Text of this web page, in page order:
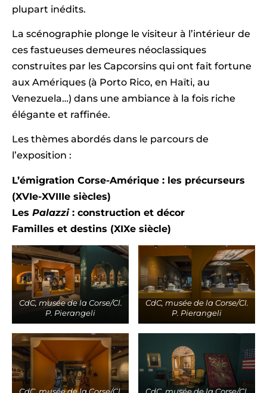
plupart inédits.
La scénographie plonge le visiteur à l’intérieur de
ces fastueuses demeures néoclassiques
construites par les Capcorsins qui ont fait fortune
aux Amériques (à Porto Rico, en Haïti, au
Venezuela…) dans une ambiance à la fois riche
élégante et raffinée.
Les thèmes abordés dans le parcours de
l’exposition :
L’émigration Corse-Amérique : les précurseurs
(XVIe-XVIIIe siècles)
Les Palazzi: construction et décor
Familles et destins (XIXe siècle)
CdC, musée de la Corse/Cl.
P. Pierangeli
CdC, musée de la Corse/Cl.
P. Pierangeli